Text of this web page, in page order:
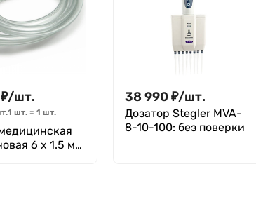
₽/шт.
1 шт.= 1 шт.
6 х 1.5 мм
38 990 ₽/шт.
Дозатор Stegler MVA-
8-10-100: без поверки